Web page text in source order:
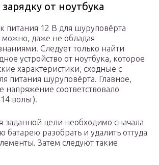
от ноутбука
питания 12 В для шуруповёрта
даже не обладая
Следует только найти
устройство от ноутбука, которое
характеристики, сходные с
питания шуруповёрта. Главное,
напряжение соответствовало
вольт).
заданной цели необходимо сначала
батарею разобрать и удалить оттуда
Затем следуют такие